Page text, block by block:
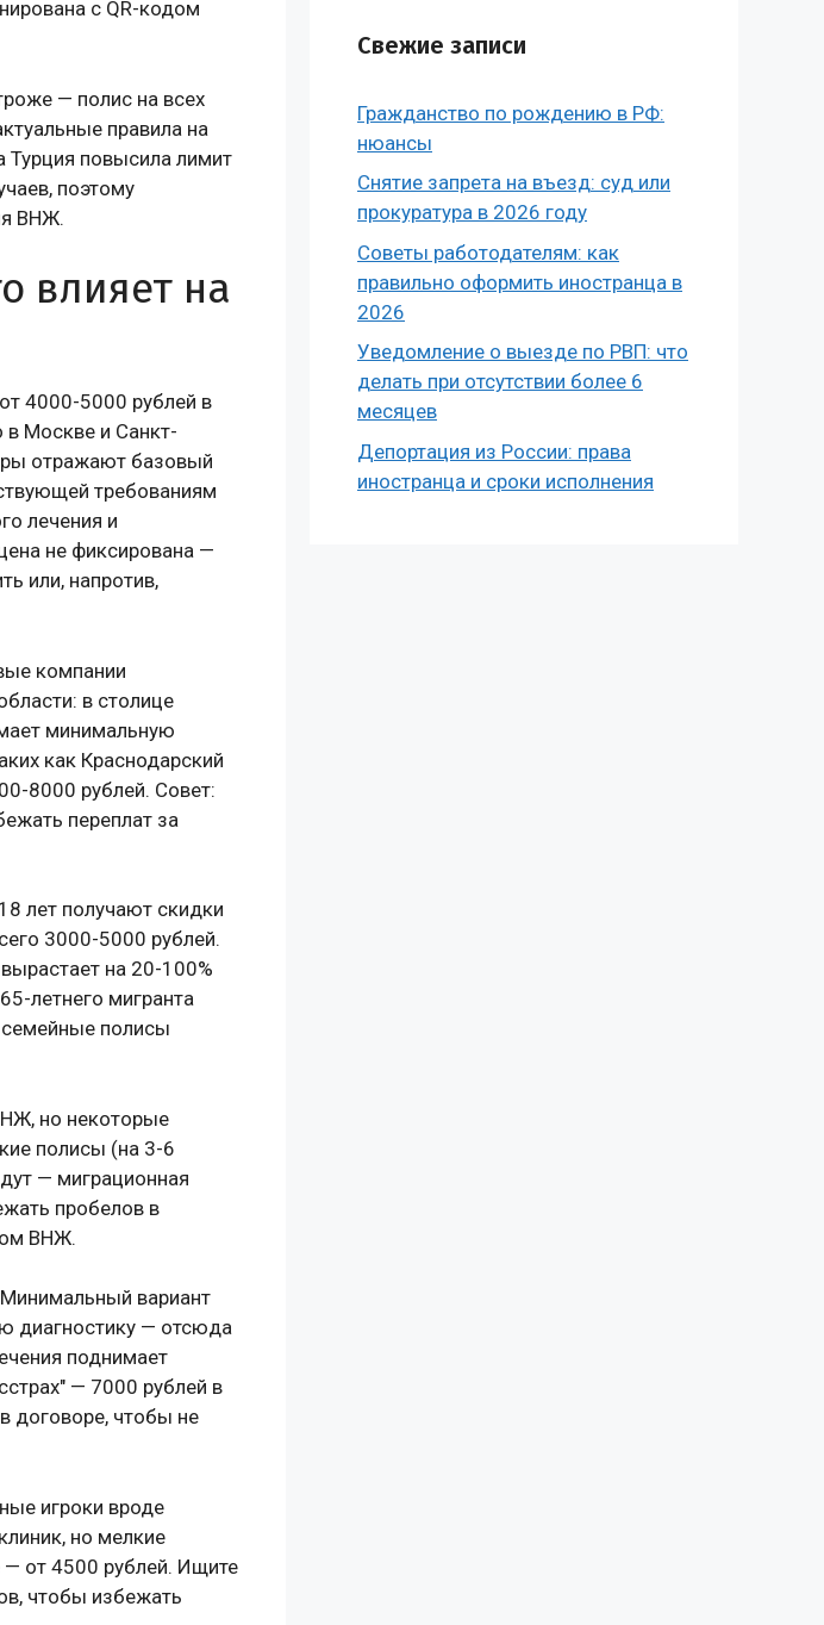
с QR-кодом
— полис на всех
правила на
Турция повысила лимит
поэтому
ВНЖ.
влияет на
4000-5000 рублей в
в Москве и Санкт-
отражают базовый
требованиям
лечения и
не фиксирована —
или, напротив,
компании
в столице
минимальную
как Краснодарский
8000 рублей. Совет:
переплат за
лет получают скидки
3000-5000 рублей.
на 20-100%
летнего мигранта
семейные полисы
но некоторые
полисы (на 3-6
— миграционная
пробелов в
ВНЖ.
вариант
диагностику — отсюда
поднимает
— 7000 рублей в
договоре, чтобы не
игроки вроде
но мелкие
от 4500 рублей. Ищите
чтобы избежать
Свежие записи
Гражданство по рождению в РФ:
нюансы
Снятие запрета на въезд: суд или
прокуратура в 2026 году
Советы работодателям: как
правильно оформить иностранца в
2026
Уведомление о выезде по РВП: что
делать при отсутствии более 6
месяцев
Депортация из России: права
иностранца и сроки исполнения